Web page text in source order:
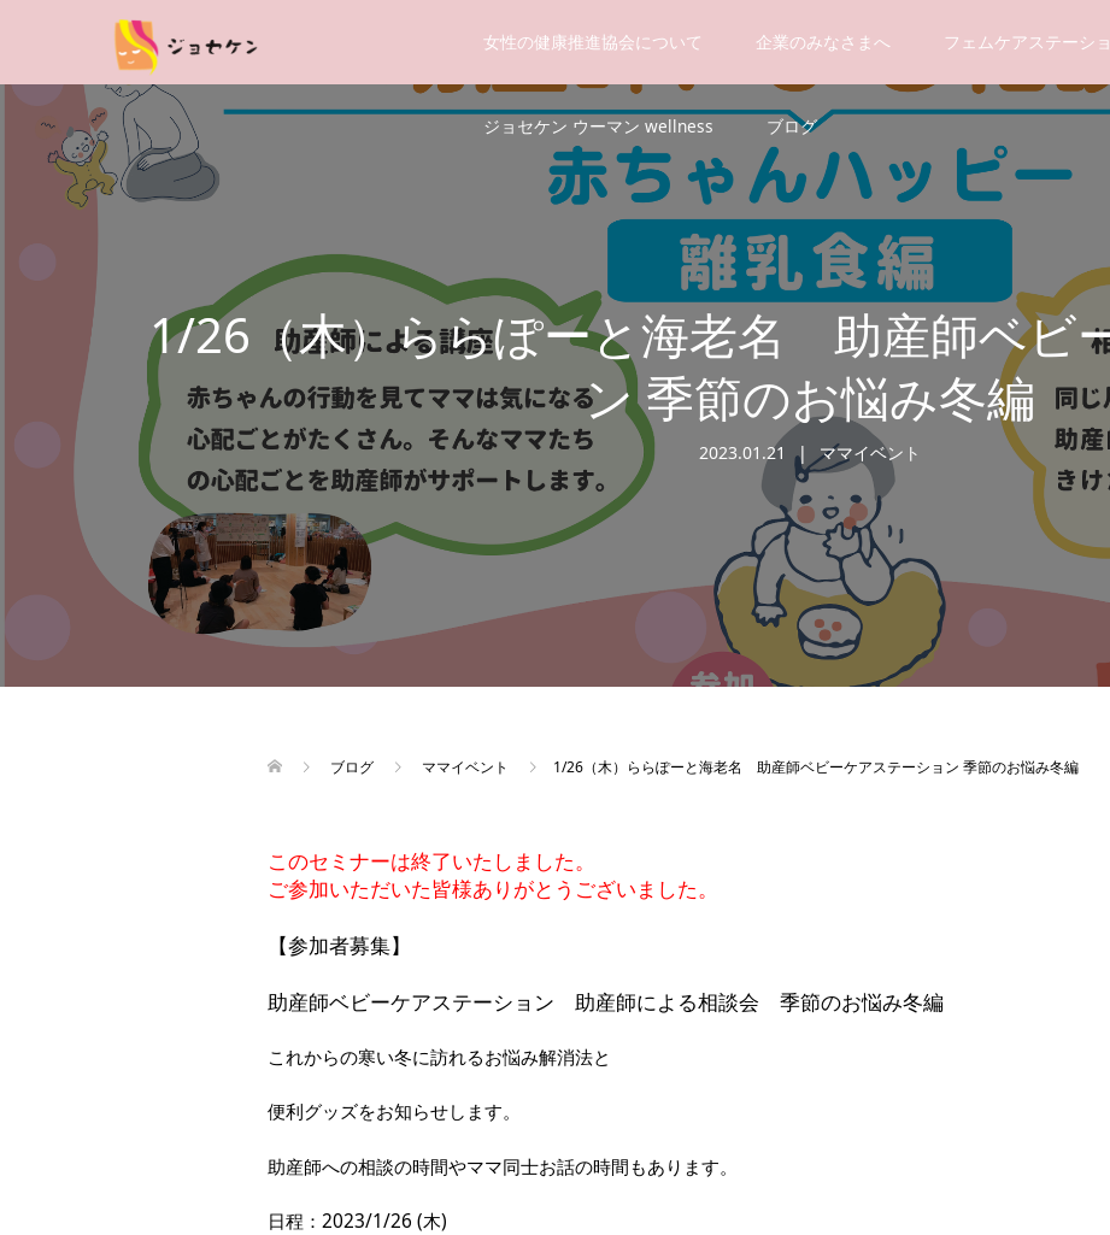
女性の健康推進協会について 企業のみなさまへ フェムケアステーシ
ジョセケン ウーマン wellness ブログ
1/26（木）ららぽーと海老名 助産師ベビ
ン 季節のお悩み冬編
2023.01.21 ママイベント
ブログ ママイベント 1/26（木）ららぽーと海老名 助産師ベビーケアステーション 季節のお悩み冬編
このセミナーは終了いたしました。
ご参加いただいた皆様ありがとうございました。
【参加者募集】
助産師ベビーケアステーション 助産師による相談会 季節のお悩み冬編
これからの寒い冬に訪れるお悩み解消法と
便利グッズをお知らせします。
助産師への相談の時間やママ同士お話の時間もあります。
日程：2023/1/26 (木)